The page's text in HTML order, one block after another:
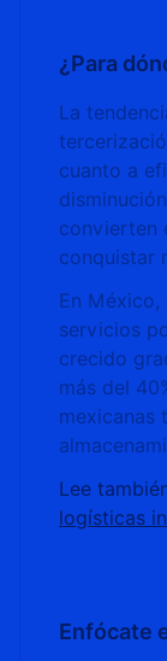
¿Para
La
cuanto a
convierten
conquistar
En
servicios
crecido
más del
mexicanas
Lee
logísticas
Enfócate